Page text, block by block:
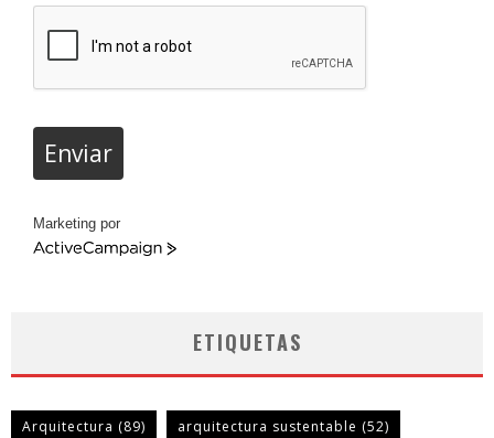
Enviar
Marketing por
ActiveCampaign
ETIQUETAS
Arquitectura (89) arquitectura sustentable (52)